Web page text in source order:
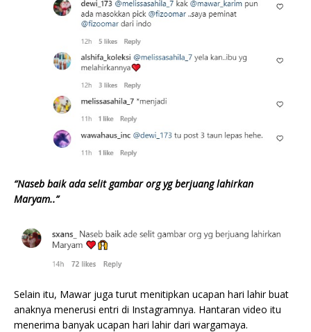
“Naseb baik ada selit gambar org yg berjuang lahirkan
Maryam..”
Selain itu, Mawar juga turut menitipkan ucapan hari lahir buat
anaknya menerusi entri di Instagramnya. Hantaran video itu
menerima banyak ucapan hari lahir dari wargamaya.